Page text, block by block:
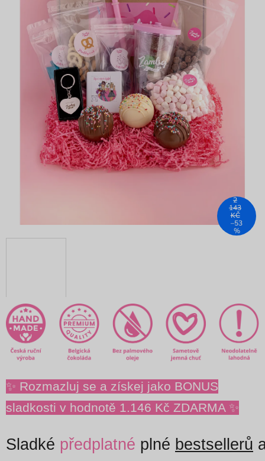
✨ Rozmazluj se a získej jako BONUS
sladkosti v hodnotě 1.146 Kč ZDARMA ✨
Sladké předplatné plné bestsellerů
2
143
KČ
–53
%